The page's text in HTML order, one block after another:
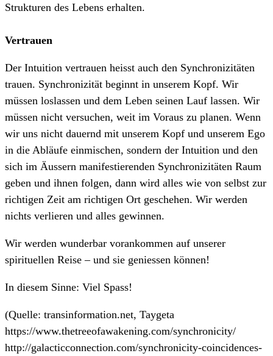
Strukturen des Lebens erhalten.
Vertrauen
Der Intuition vertrauen heisst auch den Synchronizitäten
trauen. Synchronizität beginnt in unserem Kopf. Wir
müssen loslassen und dem Leben seinen Lauf lassen. Wir
müssen nicht versuchen, weit im Voraus zu planen. Wenn
wir uns nicht dauernd mit unserem Kopf und unserem Ego
in die Abläufe einmischen, sondern der Intuition und den
sich im Äussern manifestierenden Synchronizitäten Raum
geben und ihnen folgen, dann wird alles wie von selbst zur
richtigen Zeit am richtigen Ort geschehen. Wir werden
nichts verlieren und alles gewinnen.
Wir werden wunderbar vorankommen auf unserer
spirituellen Reise – und sie geniessen können!
In diesem Sinne: Viel Spass!
(Quelle: transinformation.net, Taygeta
https://www.thetreeofawakening.com/synchronicity/
http://galacticconnection.com/synchronicity-coincidences-